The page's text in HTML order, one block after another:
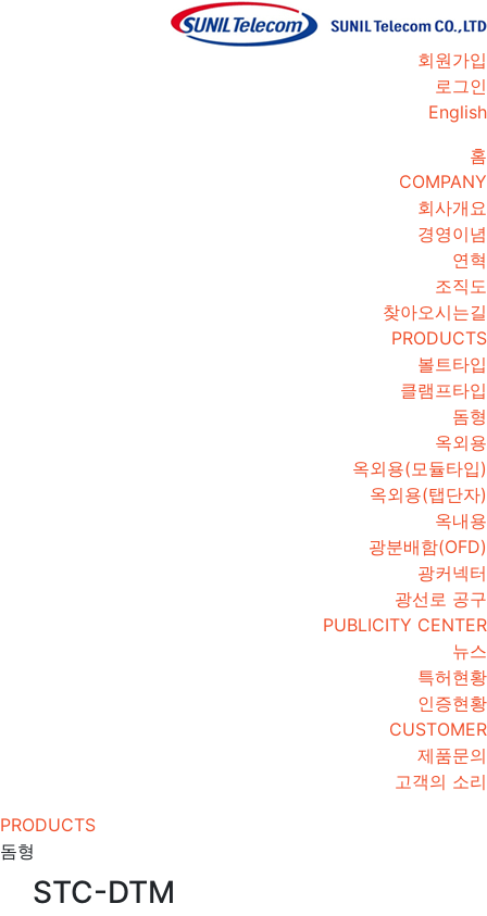
회원가입
로그인
English
홈
COMPANY
회사개요
경영이념
연혁
조직도
찾아오시는길
PRODUCTS
볼트타입
클램프타입
돔형
옥외용
옥외용(모듈타입)
옥외용(탭단자)
옥내용
광분배함(OFD)
광커넥터
광선로 공구
PUBLICITY CENTER
뉴스
특허현황
인증현황
CUSTOMER
제품문의
고객의 소리
PRODUCTS
돔형
STC-DTM